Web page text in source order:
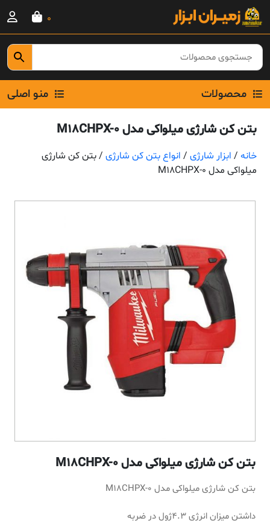
Skip
content
0
محصولات منو اصلی
بتن کن شارژی میلواکی مدل M18CHPX-0
خانه / ابزار شارژی / انواع بتن کن شارژی / بتن کن شارژی
میلواکی مدل M18CHPX-0
بتن کن شارژی میلواکی مدل M18CHPX-0
بتن کن شارژی میلواکی مدل M18CHPX-0
داشتن میزان انرژی 4.3ژول در ضربه